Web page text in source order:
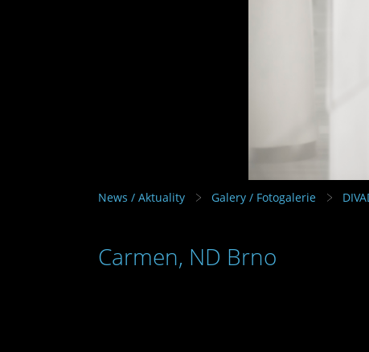
News / Aktuality Galery / Fotogalerie
Carmen, ND Brno